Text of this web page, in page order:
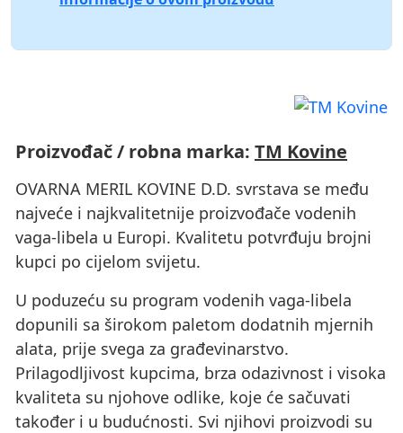
Proizvođač / robna marka: TM Kovine
OVARNA MERIL KOVINE D.D. svrstava se među
najveće i najkvalitetnije proizvođače vodenih
vaga-libela u Europi. Kvalitetu potvrđuju brojni
kupci po cijelom svijetu.
U poduzeću su program vodenih vaga-libela
dopunili sa širokom paletom dodatnih mjernih
alata, prije svega za građevinarstvo.
Prilagodljivost kupcima, brza odazivnost i visoka
kvaliteta su njohove odlike, koje će sačuvati
također i u budućnosti. Svi njihovi proizvodi su